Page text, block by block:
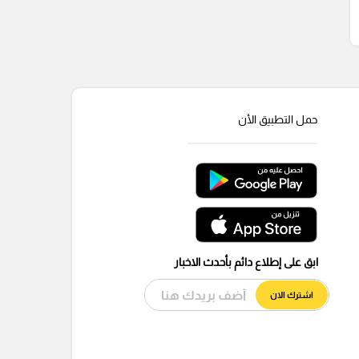
حمل التطبيق الأن
ابق على إطلاع دائم بأحدث الاخبار
اشترك الان